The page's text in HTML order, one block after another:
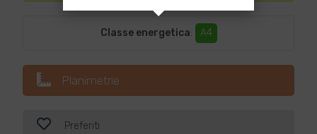
Classe energetica: A4
Planimetrie
Preferiti